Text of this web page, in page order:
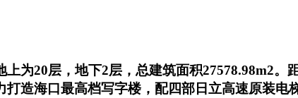
为20层，地下2层，总建筑面积27578.98m2。
造海口最高档写字楼，配四部日立高速原装